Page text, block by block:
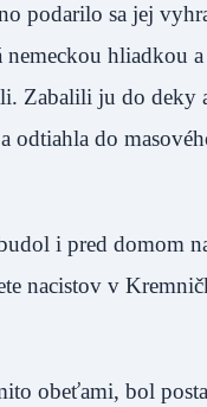
podarilo sa jej
Zabalili ju do deky
odtiahla do
i pred domom
nacistov v
obeťami, bol